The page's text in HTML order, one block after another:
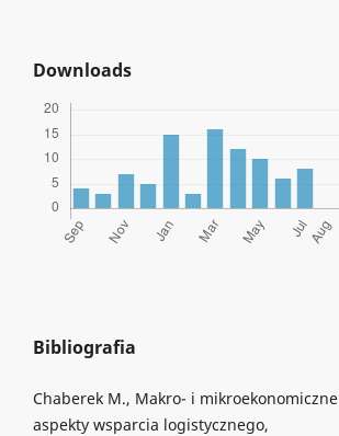
Downloads
Bibliografia
Chaberek M., Makro- i mikroekonomiczne
aspekty wsparcia logistycznego,